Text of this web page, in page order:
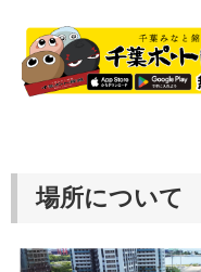
場所について